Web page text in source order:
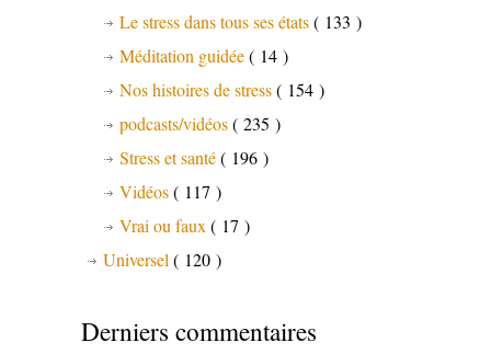
Le stress dans tous ses états( 133 )
Méditation guidée( 14 )
Nos histoires de stress( 154 )
podcasts/vidéos( 235 )
Stress et santé( 196 )
Vidéos( 117 )
Vrai ou faux ( 17 )
Universel ( 120 )
Derniers commentaires